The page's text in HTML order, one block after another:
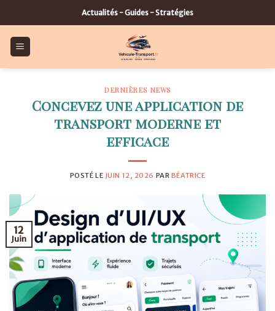
to
content
Actualités - Guides - Stratégies
DERNIÈRES NEWS
Concevez une application de
transport moderne et
efficace
POSTÉ LE JUIN 12, 2026 PAR BÉATRICE
12
Juin